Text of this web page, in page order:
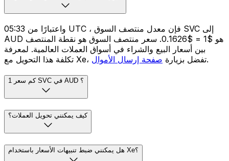
واعتبارًا من 05:33 UTC ، فإن معدل منتصف السوق SVC إلى
AUD هو $1 = $0.1626. سعر منتصف السوق هو نقطة المنتصف
بين أسعار البيع والشراء في أسواق العملات العالمية. لمعرفة
تكلفة هذا التحويل مع Xe، تفضل بزيارة صفحة إرسال الأموال .
كم سعر 1 SVC في AUD ؟
كيف يمكنني تحويل العملات؟
هل يمكنني ضبط تنبيهات الأسعار باستخدام Xe؟